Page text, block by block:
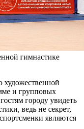
гимнастике
художественной
и групповых
городу увидеть
ведь не секрет,
являются